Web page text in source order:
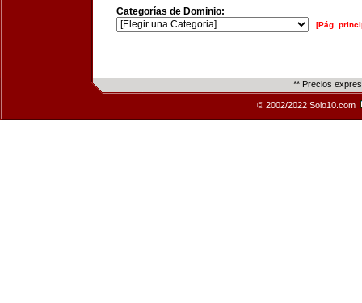
Categorías de Dominio:
[Pág.
** Precios
© 2002/2022 Solo10.com